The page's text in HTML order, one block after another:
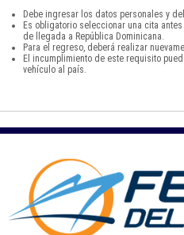
Debe ingresar los datos personales y
Es obligatorio seleccionar una cita
de llegada a República Dominicana.
Para el regreso, deberá realizar
El incumplimiento de este requisito
vehículo al país.